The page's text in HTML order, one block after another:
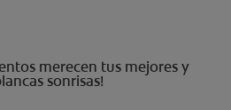
merecen tus mejores y
sonrisas!